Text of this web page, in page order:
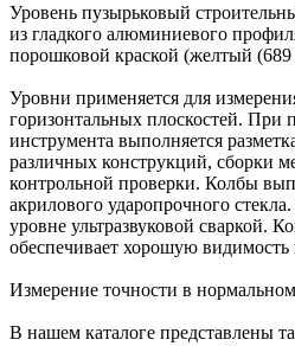
Уровень пузырьковый
из гладкого алюминиевого
порошковой краской (желтый
Уровни применяется для
горизонтальных плоскостей. При
инструмента выполняется
различных конструкций, сборки
контрольной проверки. Колбы
акрилового ударопрочного
уровне ультразвуковой сваркой.
обеспечивает хорошую видимость
Измерение точности в
В нашем каталоге представлены